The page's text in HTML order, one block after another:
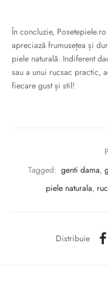
În concluzie,
apreciază frumusețea și
piele naturală. Indiferent
sau a unui rucsac practic,
fiecare gust și stil!
Tagged: genti dama,
piele naturala,
Distribuie